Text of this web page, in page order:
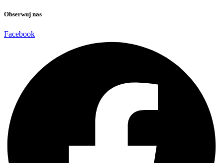
Obserwuj nas
Facebook